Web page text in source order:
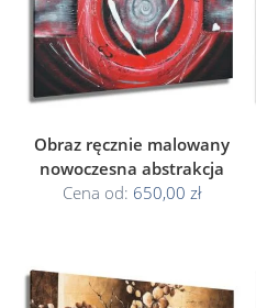
Obraz ręcznie malowany
nowoczesna abstrakcja
Cena od: 650,00 zł